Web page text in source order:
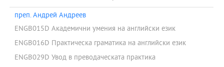
преп. Андрей Андреев
ENGB015D Академични умения на английски език
ENGB016D Практическа граматика на английски език
ENGB029D Увод в преводаческата практика